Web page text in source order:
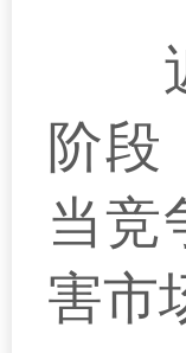
近
阶段
当竞
害市